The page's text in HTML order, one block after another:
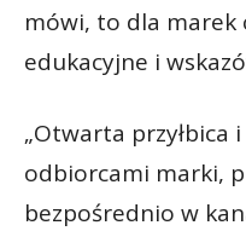
mówi, to dla marek
edukacyjne i
„Otwarta przyłbica
odbiorcami marki,
bezpośrednio w